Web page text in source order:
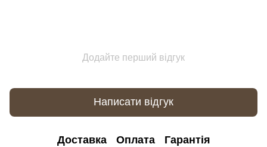
Додайте перший відгук
Написати відгук
Доставка Оплата Гарантія